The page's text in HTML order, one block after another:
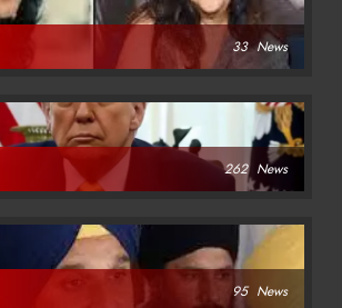
33 News
262 News
95 News